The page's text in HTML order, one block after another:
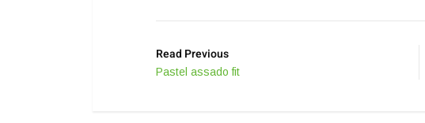
Read Previous
Pastel assado fit